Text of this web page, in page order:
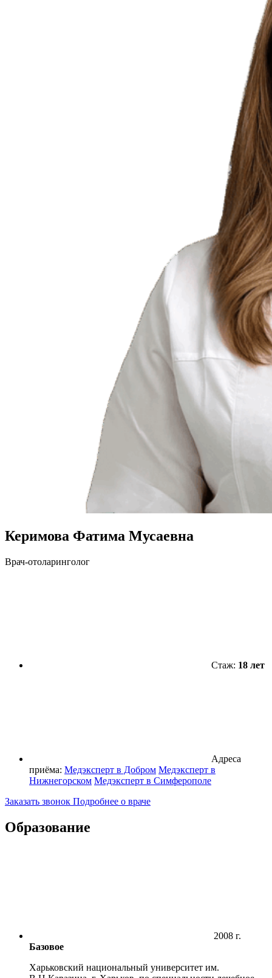
Керимова Фатима Мусаевна
Врач-отоларинголог
Стаж: 18 лет
Адреса
приёма: Медэксперт в Добром Медэксперт в
Нижнегорском Медэксперт в Симферополе
Заказать звонок Подробнее о враче
Образование
2008 г.
Базовое
Харьковский национальный университет им.